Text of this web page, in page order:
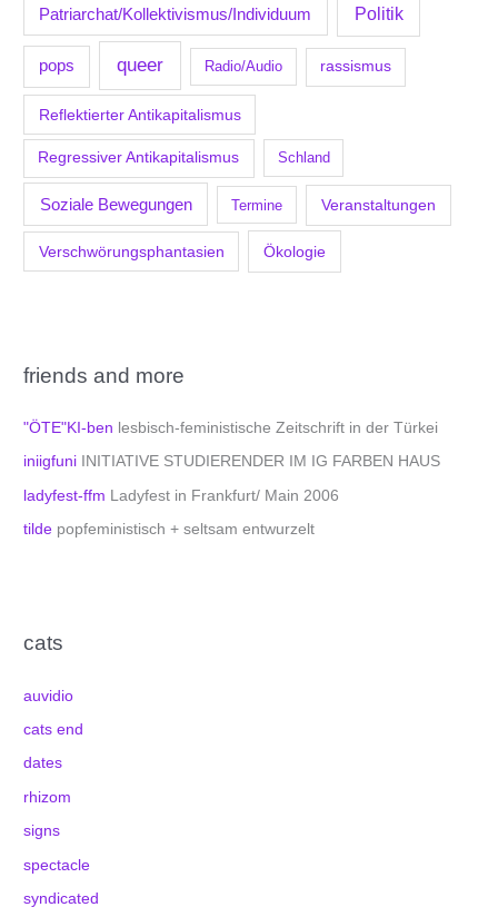
Patriarchat/Kollektivismus/Individuum Politik
pops queer Radio/Audio rassismus
Reflektierter Antikapitalismus
Regressiver Antikapitalismus Schland
Soziale Bewegungen Termine Veranstaltungen
Verschwörungsphantasien Ökologie
friends and more
"ÖTE"KI-ben lesbisch-feministische Zeitschrift in der Türkei
iniigfuni INITIATIVE STUDIERENDER IM IG FARBEN HAUS
ladyfest-ffm Ladyfest in Frankfurt/ Main 2006
tilde popfeministisch + seltsam entwurzelt
cats
auvidio
cats end
dates
rhizom
signs
spectacle
syndicated